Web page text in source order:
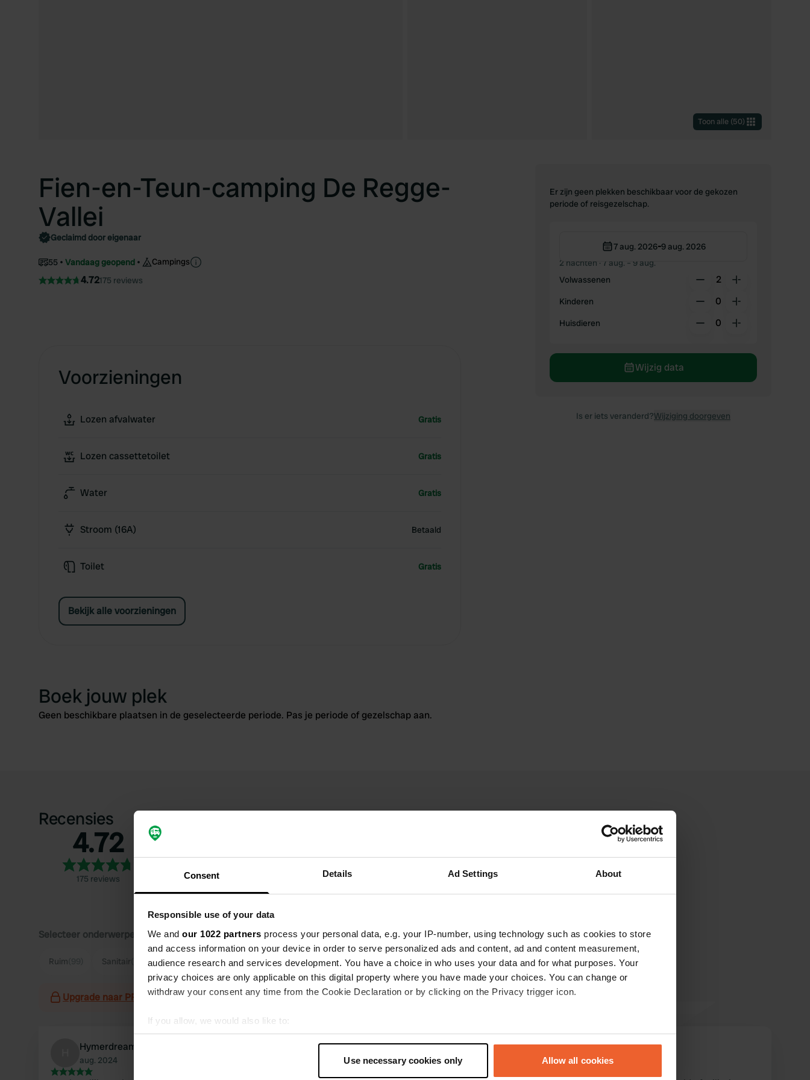
Consent Details Ad Settings About
Responsible use of your data
We and our 1022 partners process your personal data, e.g. your IP-number, using technology such as cookies to store
and access information on your device in order to serve personalized ads and content, ad and content measurement,
audience research and services development. You have a choice in who uses your data and for what purposes. Your
privacy choices are only applicable on this digital property where you have made your choices. You can change or
withdraw your consent any time from the Cookie Declaration or by clicking on the Privacy trigger icon.
If you allow, we would also like to:
Collect information about your geographical location which can be accurate to within several meters
Find out more about how your personal data is processed and set your preferences in the
Use necessary cookies only Allow all cookies
Toon alle (50)
Fien-en-Teun-camping De Regge-
Vallei
Geclaimd door eigenaar
55 Vandaag geopend Campings
4.72175 reviews
Voorzieningen
Lozen afvalwater Gratis
Lozen cassettetoilet Gratis
Water Gratis
Stroom (16A) Betaald
Toilet Gratis
Bekijk alle voorzieningen
Er zijn geen plekken beschikbaar voor de gekozen
periode of reisgezelschap.
7 aug. 2026-9 aug. 2026
2 nachten · 7 aug. – 9 aug.
Volwassenen
2
Kinderen 0
Huisdieren 0
Wijzig data
Is er iets veranderd?Wijziging doorgeven
Boek jouw plek
Geen beschikbare plaatsen in de geselecteerde periode. Pas je periode of gezelschap aan.
Recensies
4.72
175 reviews
5
Selecteer onderwerpen om recensies over te lezen:
Ruim Sanitair Fietsen(73) Eigenaar(48) Toon meer
Upgrade naar PRO+ voor het gebruik van filters op de reviews
Hymerdreams-met-Ype&Judith
aug. 2024
wafss
apr. 2024
JaccoH
mei 2023